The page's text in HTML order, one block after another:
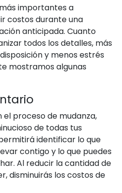
importantes a
costos durante una
anticipada. Cuanto
todos los detalles, más
y menos estrés
mostramos algunas
proceso de mudanza,
de todas tus
identificar lo que
contigo y lo que puedes
Al reducir la cantidad de
disminuirás los costos de